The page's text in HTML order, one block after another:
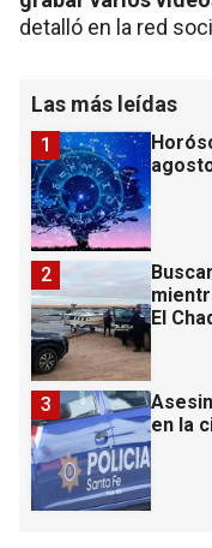
detalló en la red
Las más leídas
1
El
2
en la
3